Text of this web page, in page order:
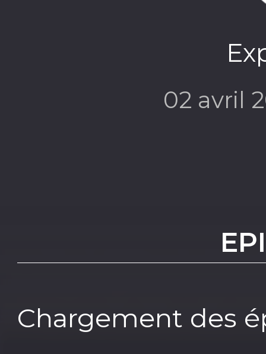
02 avril
Chargement des